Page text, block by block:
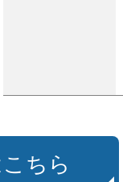
ちら